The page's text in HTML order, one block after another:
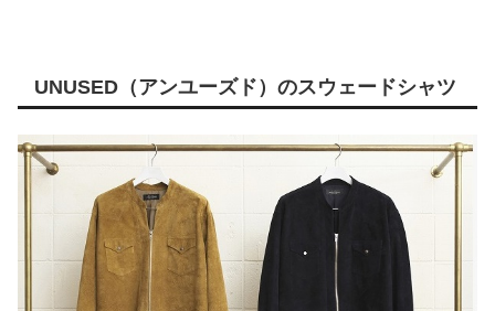
UNUSED（アンユーズド）のスウェードシャツ